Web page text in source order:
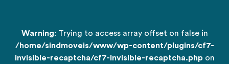
Warning: Trying to access array offset on false in
/home/sindmoveis/www/wp-content/plugins/cf7-
invisible-recaptcha/cf7-Invisible-recaptcha.php on